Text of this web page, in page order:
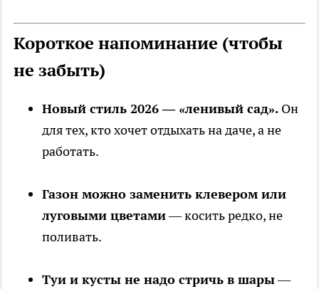
Короткое напоминание (чтобы
не забыть)
Новый стиль 2026 — «ленивый сад». Он
для тех, кто хочет отдыхать на даче, а не
работать.
Газон можно заменить клевером или
луговыми цветами— косить редко, не
поливать.
Туи и кусты не надо стричь в шары—